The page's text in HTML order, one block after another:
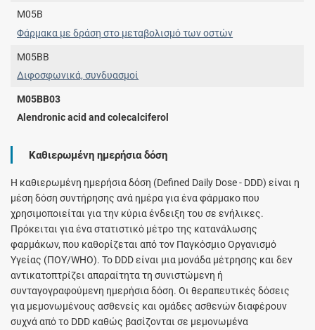
M05B
Φάρμακα με δράση στο μεταβολισμό των οστών
M05BB
Διφοσφωνικά, συνδυασμοί
M05BB03
Alendronic acid and colecalciferol
Καθιερωμένη ημερήσια δόση
H καθιερωμένη ημερήσια δόση (Defined Daily Dose - DDD) είναι η
μέση δόση συντήρησης ανά ημέρα για ένα φάρμακο που
χρησιμοποιείται για την κύρια ένδειξη του σε ενήλικες.
Πρόκειται για ένα στατιστικό μέτρο της κατανάλωσης
φαρμάκων, που καθορίζεται από τον Παγκόσμιο Οργανισμό
Υγείας (ΠΟΥ/WHO). Το DDD είναι μια μονάδα μέτρησης και δεν
αντικατοπτρίζει απαραίτητα τη συνιστώμενη ή
συνταγογραφούμενη ημερήσια δόση. Οι θεραπευτικές δόσεις
για μεμονωμένους ασθενείς και ομάδες ασθενών διαφέρουν
συχνά από το DDD καθώς βασίζονται σε μεμονωμένα